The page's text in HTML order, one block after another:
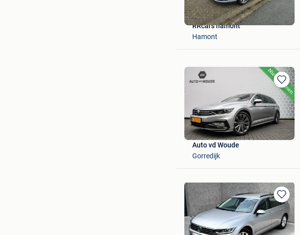
RRcars hamont
Hamont
Bewaren
in
Mijn
Favorieten
Auto vd Woude
Gorredijk
Bewaren
in
Mijn
Favorieten